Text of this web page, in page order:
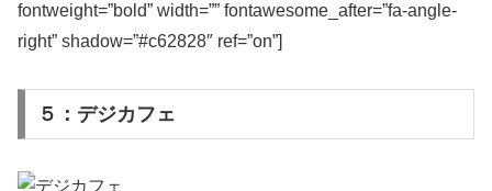
fontweight=”bold” width=”” fontawesome_after=”fa-angle-
right” shadow=”#c62828″ ref=”on”]
５：デジカフェ